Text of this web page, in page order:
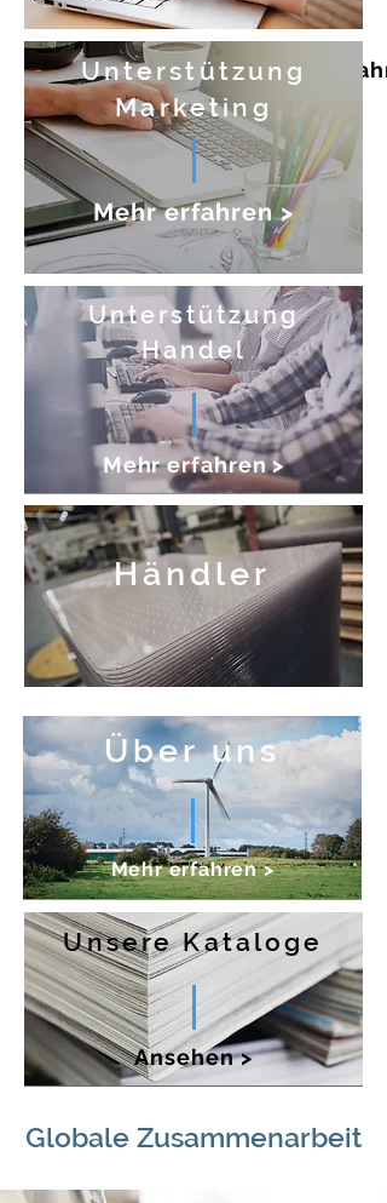
Mehr
Mehr erfahren >
Unterstützung
Marketing
Unterstützung
Handel
Mehr erfahren >
Händler
Über uns
Mehr erfahren >
Unsere Kataloge
Ansehen >
Globale Zusammenarbeit